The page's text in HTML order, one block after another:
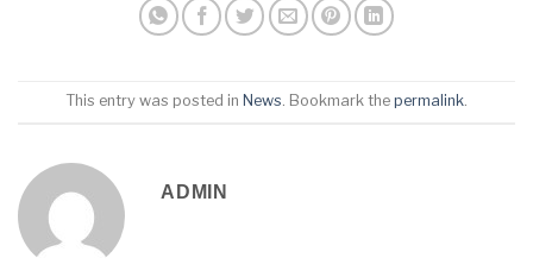
This entry was posted in News. Bookmark the permalink.
ADMIN